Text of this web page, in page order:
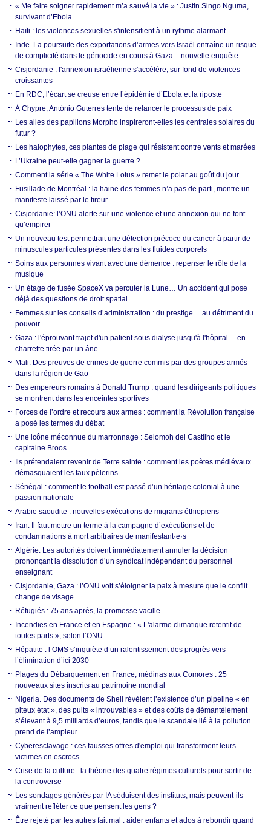
« Me faire soigner rapidement m’a sauvé la vie » : Justin Singo Nguma,
survivant d’Ebola
Haïti : les violences sexuelles s'intensifient à un rythme alarmant
Inde. La poursuite des exportations d’armes vers Israël entraîne un risque
de complicité dans le génocide en cours à Gaza – nouvelle enquête
Cisjordanie : l'annexion israélienne s'accélère, sur fond de violences
croissantes
En RDC, l’écart se creuse entre l’épidémie d’Ebola et la riposte
À Chypre, António Guterres tente de relancer le processus de paix
Les ailes des papillons Morpho inspireront-elles les centrales solaires du
futur ?
Les halophytes, ces plantes de plage qui résistent contre vents et marées
L’Ukraine peut-elle gagner la guerre ?
Comment la série « The White Lotus » remet le polar au goût du jour
Fusillade de Montréal : la haine des femmes n’a pas de parti, montre un
manifeste laissé par le tireur
Cisjordanie: l’ONU alerte sur une violence et une annexion qui ne font
qu’empirer
Un nouveau test permettrait une détection précoce du cancer à partir de
minuscules particules présentes dans les fluides corporels
Soins aux personnes vivant avec une démence : repenser le rôle de la
musique
Un étage de fusée SpaceX va percuter la Lune… Un accident qui pose
déjà des questions de droit spatial
Femmes sur les conseils d’administration : du prestige… au détriment du
pouvoir
Gaza : l'éprouvant trajet d'un patient sous dialyse jusqu'à l'hôpital… en
charrette tirée par un âne
Mali. Des preuves de crimes de guerre commis par des groupes armés
dans la région de Gao
Des empereurs romains à Donald Trump : quand les dirigeants politiques
se montrent dans les enceintes sportives
Forces de l’ordre et recours aux armes : comment la Révolution française
a posé les termes du débat
Une icône méconnue du marronnage : Selomoh del Castilho et le
capitaine Broos
Ils prétendaient revenir de Terre sainte : comment les poètes médiévaux
démasquaient les faux pèlerins
Sénégal : comment le football est passé d’un héritage colonial à une
passion nationale
Arabie saoudite : nouvelles exécutions de migrants éthiopiens
Iran. Il faut mettre un terme à la campagne d’exécutions et de
condamnations à mort arbitraires de manifestant·e·s
Algérie. Les autorités doivent immédiatement annuler la décision
prononçant la dissolution d’un syndicat indépendant du personnel
enseignant
Cisjordanie, Gaza : l’ONU voit s’éloigner la paix à mesure que le conflit
change de visage
Réfugiés : 75 ans après, la promesse vacille
Incendies en France et en Espagne : « L'alarme climatique retentit de
toutes parts », selon l’ONU
Hépatite : l’OMS s’inquiète d’un ralentissement des progrès vers
l’élimination d’ici 2030
Plages du Débarquement en France, médinas aux Comores : 25
nouveaux sites inscrits au patrimoine mondial
Nigeria. Des documents de Shell révèlent l’existence d’un pipeline « en
piteux état », des puits « introuvables » et des coûts de démantèlement
s’élevant à 9,5 milliards d’euros, tandis que le scandale lié à la pollution
prend de l’ampleur
Cyberesclavage : ces fausses offres d'emploi qui transforment leurs
victimes en escrocs
Crise de la culture : la théorie des quatre régimes culturels pour sortir de
la controverse
Les sondages générés par IA séduisent des instituts, mais peuvent-ils
vraiment refléter ce que pensent les gens ?
Être rejeté par les autres fait mal : aider enfants et ados à rebondir quand